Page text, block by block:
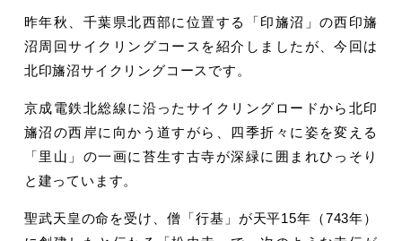
昨年秋、千葉県北西部に位置する「印旛沼」の西印旛
沼周回サイクリングコースを紹介しましたが、今回は
北印旛沼サイクリングコースです。
京成電鉄北総線に沿ったサイクリングロードから北印
旛沼の西岸に向かう道すがら、四季折々に姿を変える
「里山」の一画に苔生す古寺が深緑に囲まれひっそり
と建っています。
聖武天皇の命を受け、僧「行基」が天平15年（743年）